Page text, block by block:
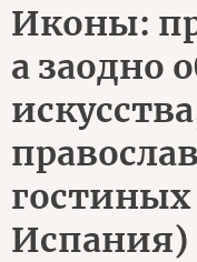
Иконы:
а заодно
гостиных
Испания)